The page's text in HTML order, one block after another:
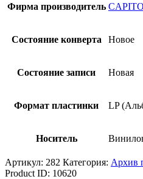
Фирма производитель
Состояние конверта Новое
Состояние записи Новая
Формат пластинки LP
Носитель
Артикул: 282 Категория: Архив
Product ID: 10620